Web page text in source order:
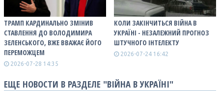
ТРАМП КАРДИНАЛЬНО ЗМІНИВ
СТАВЛЕННЯ ДО ВОЛОДИМИРА
ЗЕЛЕНСЬКОГО, ВЖЕ ВВАЖАЄ ЙОГО
ПЕРЕМОЖЦЕМ
2026-07-28 14:35
КОЛИ ЗАКІНЧИТЬСЯ ВІЙНА В
УКРАЇНІ - НЕЗАЛЕЖНИЙ ПРОГНОЗ
ШТУЧНОГО ІНТЕЛЕКТУ
2026-07-24 16:42
ЕЩЕ НОВОСТИ В РАЗДЕЛЕ "ВІЙНА В УКРАЇНІ"